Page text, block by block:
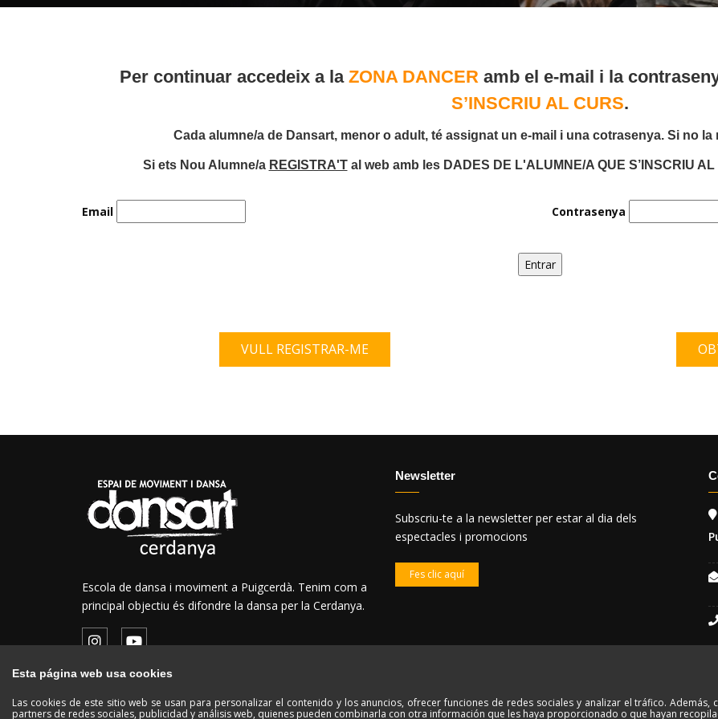
Per continuar accedeix a la ZONA DANCER amb el e-mail i la
S’INSCRIU AL CURS.
Cada alumne/a de Dansart, menor o adult, té assignat un e-mail i una cotrasenya. Si no
Si ets Nou Alumne/a REGISTRA'T al web amb les DADES DE L'ALUMNE/A QUE S’INSCRIU
Email Contrasenya
VULL REGISTRAR-ME
Escola de dansa i moviment a Puigcerdà. Tenim com a
principal objectiu és difondre la dansa per la Cerdanya.
Newsletter
Subscriu-te a la newsletter per estar al dia dels
espectacles i promocions
Fes clic aquí
Copyright ©2020 Dansart. All Rights Reserved. Powered byFitcloud
Esta página web usa cookies
Las cookies de este sitio web se usan para personalizar el contenido y los anuncios, ofrecer funciones de redes sociales y analizar el tráfico.
partners de redes sociales, publicidad y análisis web, quienes pueden combinarla con otra información que les haya proporcionado o que hayan